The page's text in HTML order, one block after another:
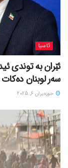
ئاسیا
ئێران بە توندی
سەر لوبنان دەکات
حوزه‌یران 6, 2025